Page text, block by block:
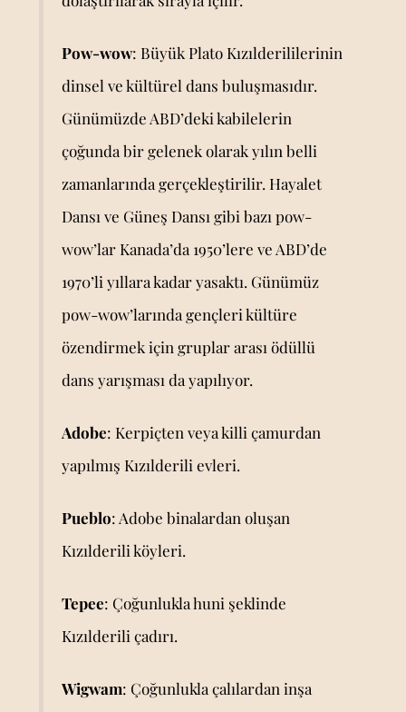
Pow-wow: Büyük Plato Kızılderililerinin
dinsel ve kültürel dans buluşmasıdır.
Günümüzde ABD’deki kabilelerin
çoğunda bir gelenek olarak yılın belli
zamanlarında gerçekleştirilir. Hayalet
Dansı ve Güneş Dansı gibi bazı pow-
wow’lar Kanada’da 1950’lere ve ABD’de
1970’li yıllara kadar yasaktı. Günümüz
pow-wow’larında gençleri kültüre
özendirmek için gruplar arası ödüllü
dans yarışması da yapılıyor.
Adobe: Kerpiçten veya killi çamurdan
yapılmış Kızılderili evleri.
Pueblo: Adobe binalardan oluşan
Kızılderili köyleri.
Tepee: Çoğunlukla huni şeklinde
Kızılderili çadırı.
Wigwam: Çoğunlukla çalılardan inşa